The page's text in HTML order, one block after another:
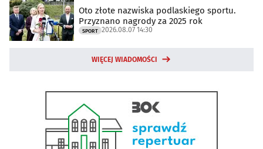
Oto złote nazwiska podlaskiego sportu.
Przyznano nagrody za 2025 rok
SPORT 2026.08.07 14:30
WIĘCEJ WIADOMOŚCI